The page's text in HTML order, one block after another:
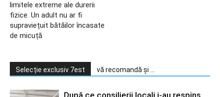
limitele extreme ale durerii
fizice. Un adult nu ar fi
supraviețuit bătăilor încasate
de micuță
Selecție exclusiv 7est vă recomandă și ...
După ce consilierii locali i-au respins